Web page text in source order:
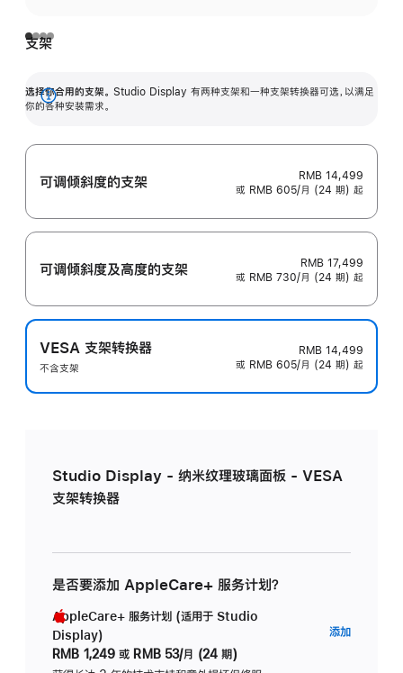
支架
选择你合用的支架。 Studio Display 有两种支架和一种支架转换器可选，以满足
你的各种安装需求。
展
可调倾斜度的支架
RMB 14,499
或 RMB 605/月 (24 期) 起
可调倾斜度及高‍度的支‍架
RMB 17,499
或 RMB 730/月 (24 期) 起
VESA 支架转换器
不含支架
RMB 14,499
或 RMB 605/月 (24 期) 起
Studio Display - 纳米纹理玻璃面板 - VESA
支架转换器
是否要添加 AppleCare+ 服务计划？
AppleCare+ 服务计划 (适用于 Studio
Display)
RMB 1,249 或 RMB 53/月 (24 期)
添加